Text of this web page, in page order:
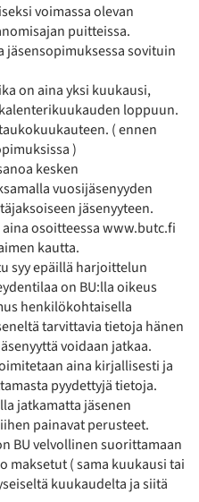
voimassa olevan
puitteissa.
jäsensopimuksessa sovituin
on aina yksi kuukausi,
loppuun.
( ennen
)
kesken
vuosijäsenyyden
jäsenyyteen.
osoitteessa www.butc.fi
kautta.
syy epäillä harjoittelun
on BU:lla oikeus
henkilökohtaisella
tarvittavia tietoja hänen
voidaan jatkaa.
aina kirjallisesti ja
pyydettyjä tietoja.
jatkamatta jäsenen
painavat perusteet.
BU velvollinen suorittamaan
maksetut ( sama kuukausi tai
kuukaudelta ja siitä